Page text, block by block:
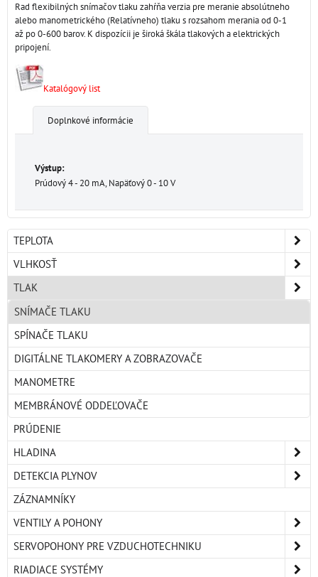
Rad flexibilných snímačov tlaku zahŕňa verzia pre meranie absolútneho
alebo manometrického (Relatívneho) tlaku s rozsahom merania od 0-1
až po 0-600 barov. K dispozícii je široká škála tlakových a elektrických
pripojení.
Katalógový list
Doplnkové informácie
Výstup:
Prúdový 4 - 20 mA, Napäťový 0 - 10 V
TEPLOTA
VLHKOSŤ
TLAK
SNÍMAČE TLAKU
SPÍNAČE TLAKU
DIGITÁLNE TLAKOMERY A ZOBRAZOVAČE
MANOMETRE
MEMBRÁNOVÉ ODDEĽOVAČE
PRÚDENIE
HLADINA
DETEKCIA PLYNOV
ZÁZNAMNÍKY
VENTILY A POHONY
SERVOPOHONY PRE VZDUCHOTECHNIKU
RIADIACE SYSTÉMY